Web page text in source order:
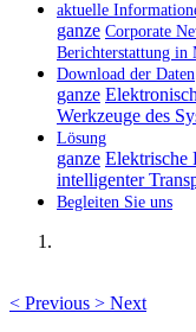
aktuelle
ganze Corporate
Berichterstattung in
Download der Daten
ganze
Werkzeuge des
Lösung
ganze Elektrische
intelligenter
Begleiten Sie uns
< Previous > Next